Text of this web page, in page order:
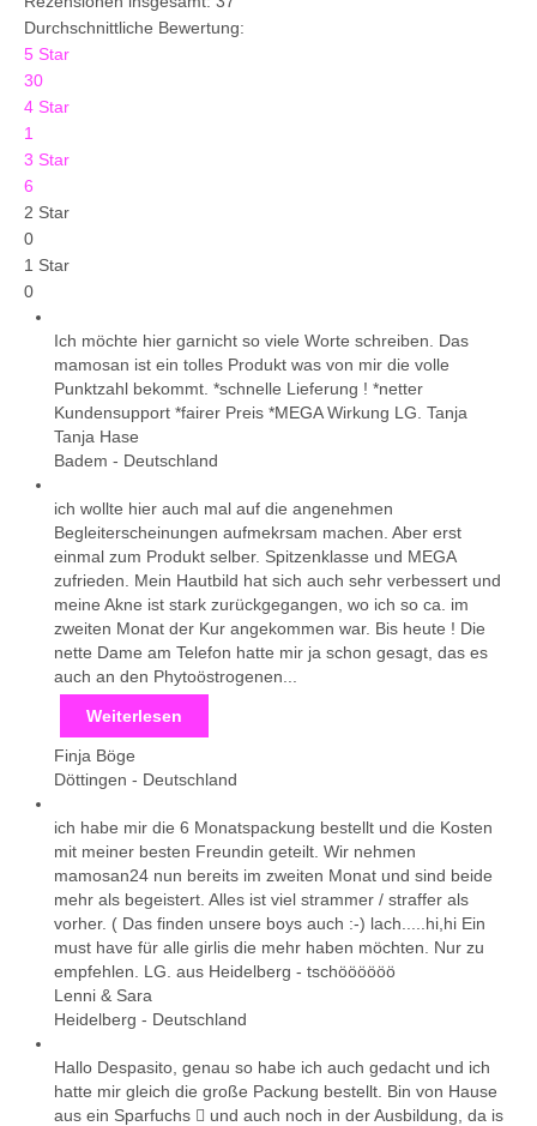
Durchschnittliche Bewertung:
5 Star
30
4 Star
1
3 Star
6
2 Star
0
1 Star
0
Ich möchte hier garnicht so viele Worte schreiben. Das
mamosan ist ein tolles Produkt was von mir die volle
Punktzahl bekommt. *schnelle Lieferung ! *netter
Kundensupport *fairer Preis *MEGA Wirkung LG. Tanja
Tanja Hase
Badem - Deutschland
ich wollte hier auch mal auf die angenehmen
Begleiterscheinungen aufmekrsam machen. Aber erst
einmal zum Produkt selber. Spitzenklasse und MEGA
zufrieden. Mein Hautbild hat sich auch sehr verbessert und
meine Akne ist stark zurückgegangen, wo ich so ca. im
zweiten Monat der Kur angekommen war. Bis heute ! Die
nette Dame am Telefon hatte mir ja schon gesagt, das es
auch an den Phytoöstrogenen...
Weiterlesen
Finja Böge
Döttingen - Deutschland
ich habe mir die 6 Monatspackung bestellt und die Kosten
mit meiner besten Freundin geteilt. Wir nehmen
mamosan24 nun bereits im zweiten Monat und sind beide
mehr als begeistert. Alles ist viel strammer / straffer als
vorher. ( Das finden unsere boys auch :-) lach.....hi,hi Ein
must have für alle girlis die mehr haben möchten. Nur zu
empfehlen. LG. aus Heidelberg - tschöööööö
Lenni & Sara
Heidelberg - Deutschland
Hallo Despasito, genau so habe ich auch gedacht und ich
hatte mir gleich die große Packung bestellt. Bin von Hause
aus ein Sparfuchs  und auch noch in der Ausbildung, da is